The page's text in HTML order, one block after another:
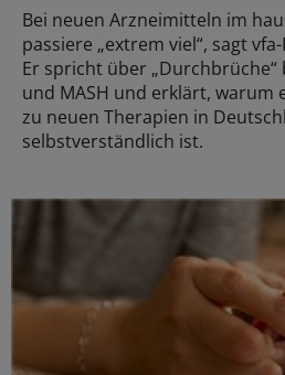
Bei neuen Arzneimitteln im
passiere „extrem viel“, sagt
Er spricht über „Durchbrüche“
und MASH und erklärt, warum
zu neuen Therapien in
selbstverständlich ist.